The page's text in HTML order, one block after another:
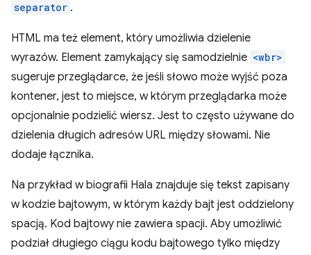
separator .
HTML ma też element, który umożliwia dzielenie
wyrazów. Element zamykający się samodzielnie <wbr>
sugeruje przeglądarce, że jeśli słowo może wyjść poza
kontener, jest to miejsce, w którym przeglądarka może
opcjonalnie podzielić wiersz. Jest to często używane do
dzielenia długich adresów URL między słowami. Nie
dodaje łącznika.
Na przykład w biografii Hala znajduje się tekst zapisany
w kodzie bajtowym, w którym każdy bajt jest oddzielony
spacją. Kod bajtowy nie zawiera spacji. Aby umożliwić
podział długiego ciągu kodu bajtowego tylko między